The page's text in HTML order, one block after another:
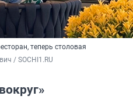
теперь столовая
/ SOCHI1.RU